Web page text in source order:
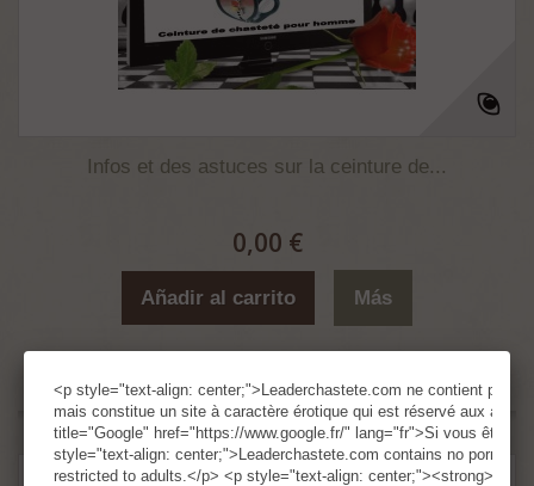
Infos et des astuces sur la ceinture de...
0,00 €
Añadir al carrito Más
<p style="text-align: center;">Leaderchastete.com ne contient pas
mais constitue un site à caractère érotique qui est réservé aux
title="Google" href="https://www.google.fr/" lang="fr">Si vous êtes
style="text-align: center;">Leaderchastete.com contains no
restricted to adults.</p> <p style="text-align: